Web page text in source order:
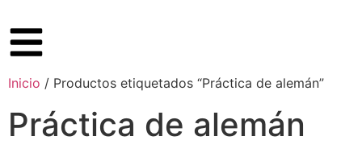
Inicio / Productos etiquetados “Práctica de alemán”
Práctica de alemán